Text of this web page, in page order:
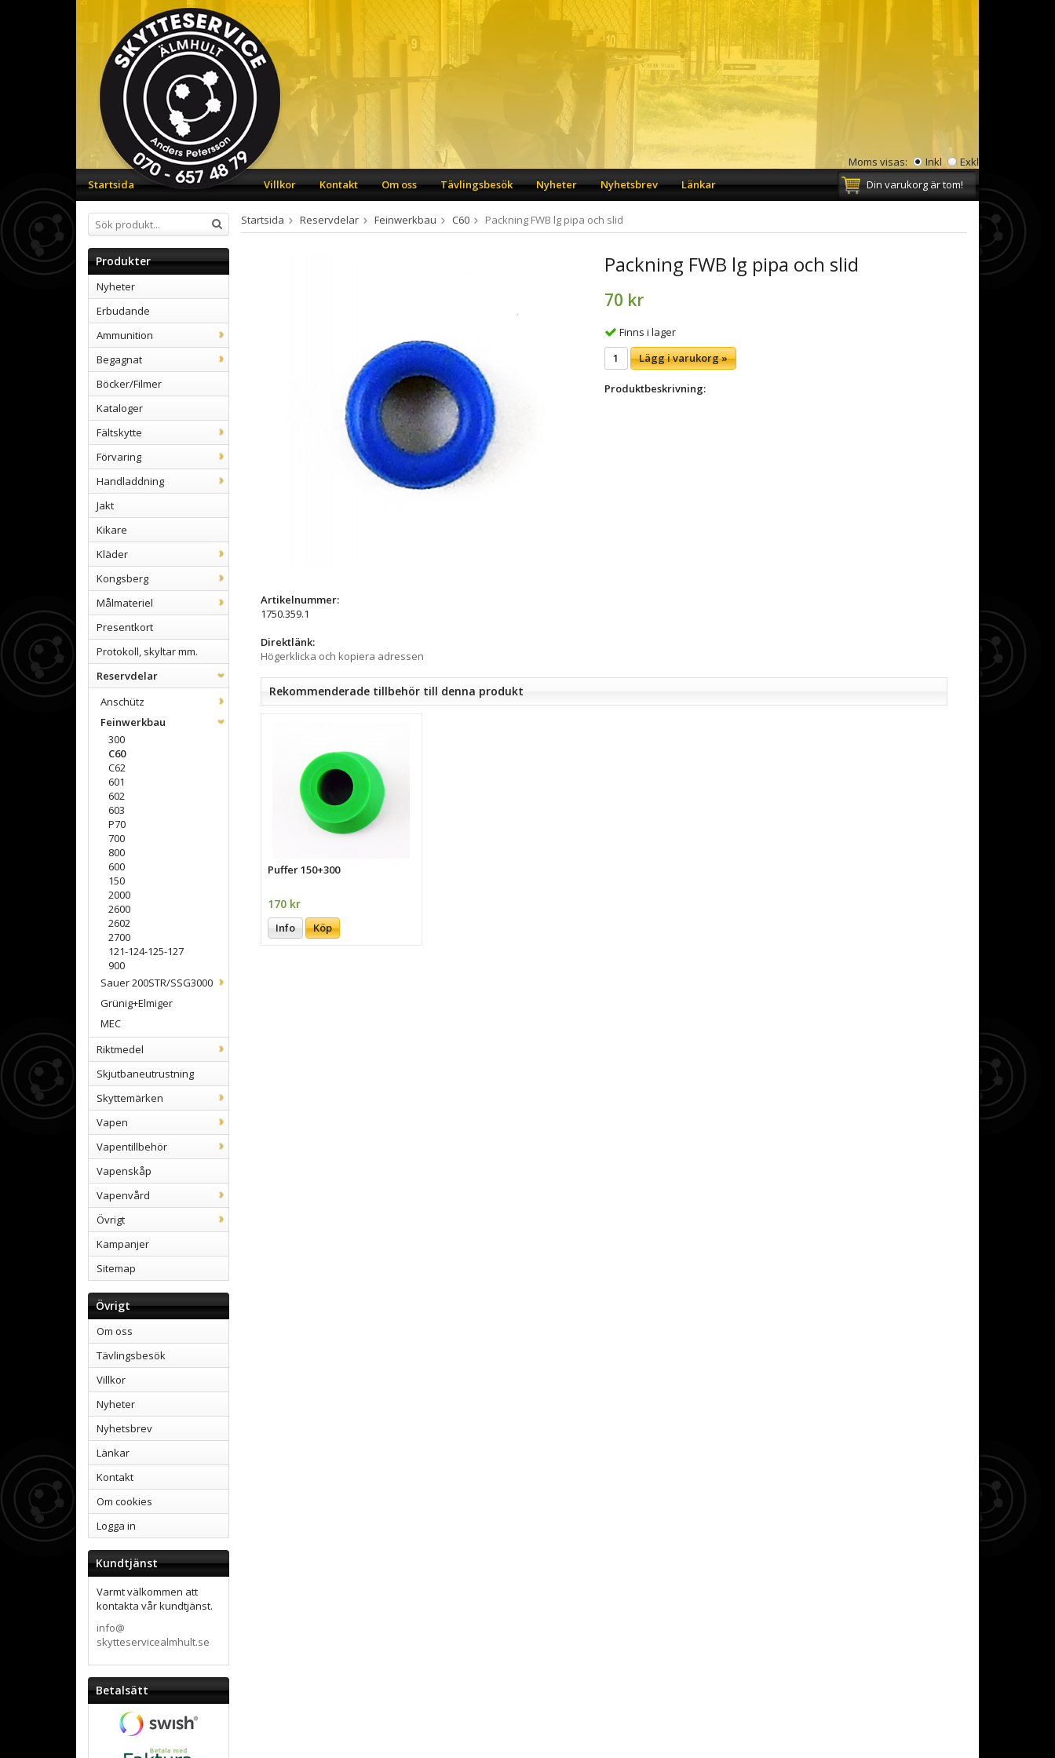
Moms visas: Inkl
Exkl
Startsida
Villkor Kontakt Om oss Tävlingsbesök Nyheter Nyhetsbrev Länkar Din varukorg är tom!
Produkter
Nyheter
Erbudande
Ammunition
Begagnat
Böcker/Filmer
Kataloger
Fältskytte
Förvaring
Handladdning
Jakt
Kikare
Kläder
Kongsberg
Målmateriel
Presentkort
Protokoll, skyltar mm.
Reservdelar
Anschütz
Feinwerkbau
300
C60
C62
601
602
603
P70
700
800
600
150
2000
2600
2602
2700
121-124-125-127
900
Sauer 200STR/SSG3000
Grünig+Elmiger
MEC
Riktmedel
Skjutbaneutrustning
Skyttemärken
Vapen
Vapentillbehör
Vapenskåp
Vapenvård
Övrigt
Kampanjer
Sitemap
Övrigt
Om oss
Tävlingsbesök
Villkor
Nyheter
Nyhetsbrev
Länkar
Kontakt
Om cookies
Logga in
Kundtjänst
Varmt välkommen att
kontakta vår kundtjänst.
info@
skytteservicealmhult.se
Betalsätt
Startsida Reservdelar Feinwerkbau C60 Packning FWB lg pipa och slid
Packning FWB lg pipa och slid
70 kr
Finns i lager
Lägg i varukorg »
Produktbeskrivning:
Artikelnummer:
1750.359.1
Direktlänk:
Högerklicka och kopiera adressen
Rekommenderade tillbehör till denna produkt
Puffer 150+300
170 kr
Info Köp